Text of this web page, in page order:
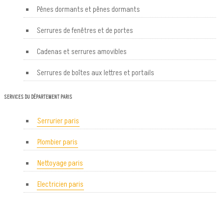
Pênes dormants et pênes dormants
Serrures de fenêtres et de portes
Cadenas et serrures amovibles
Serrures de boîtes aux lettres et portails
SERVICES DU DÉPARTEMENT PARIS
Serrurier paris
Plombier paris
Nettoyage paris
Electricien paris